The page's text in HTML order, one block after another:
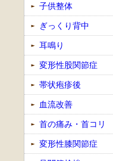
子供整体
ぎっくり背中
耳鳴り
変形性股関節症
帯状疱疹後
血流改善
首の痛み・首コリ
変形性膝関節症